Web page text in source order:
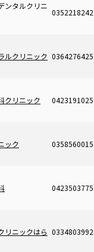
ンタルクリニ
0352218242
ルクリニック 0364276425
クリニック 0423191025
ック 0358560015
0423503775
リニックはら 0334803992